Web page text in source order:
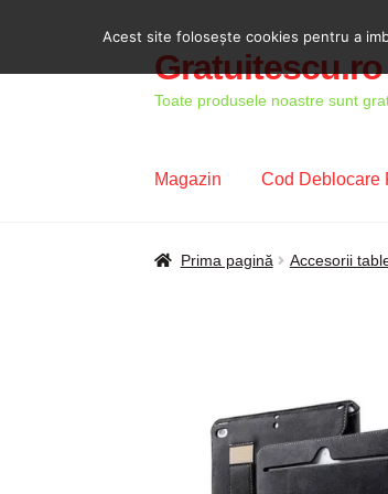
Sari
navigare
Sari
conținut
Gratuitescu.ro
Toate produsele noastre sunt
Magazin Cod Deblocare
Prima pagină Blog Cod
Prima pagină Accesorii
Acest site foloseşte cookies pentru a